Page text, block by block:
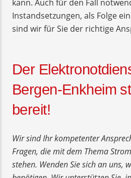
kann. Auch für den Fall
Instandsetzungen, als Folge
sind wir für Sie der richtige
Der
Bergen-Enkheim
bereit!
Wir sind Ihr kompetenter
Fragen, die mit dem Thema
stehen. Wenden Sie sich an uns,